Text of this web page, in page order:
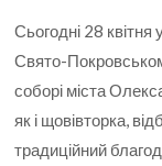
Сьогодні 28 квітня
Свято-
соборі міста
як і щовівторка,
традиційний